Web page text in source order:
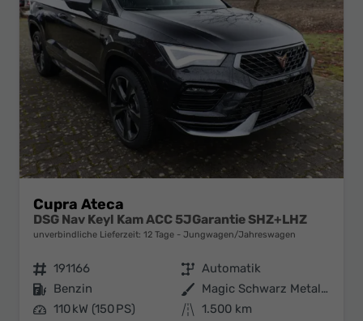
Cupra Ateca
DSG Nav Keyl Kam ACC 5JGarantie SHZ+LHZ
unverbindliche Lieferzeit: 12 Tage Jungwagen/Jahreswagen
Fahrzeugnr. 191166 Getriebe Automatik
Kraftstoff Benzin Außenfarbe
Magic Schwarz Metallic
Leistung 110 kW (150 PS) Kilometerstand 1.500 km